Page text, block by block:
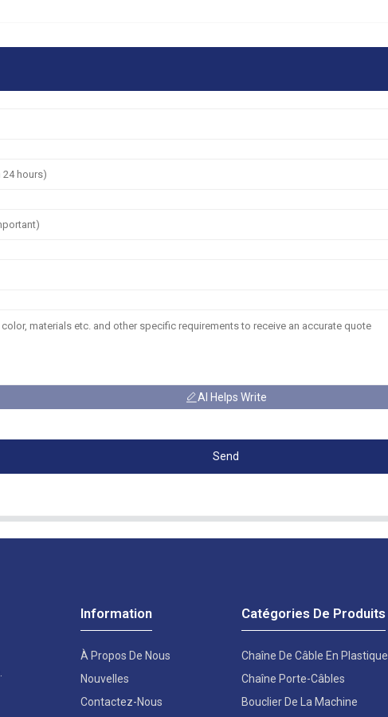
AI Helps Write
Send
Information
À Propos De Nous
Nouvelles
Contactez-Nous
Catégories De Produits
Chaîne De Câble En Plastique
Chaîne Porte-Câbles
Bouclier De La Machine